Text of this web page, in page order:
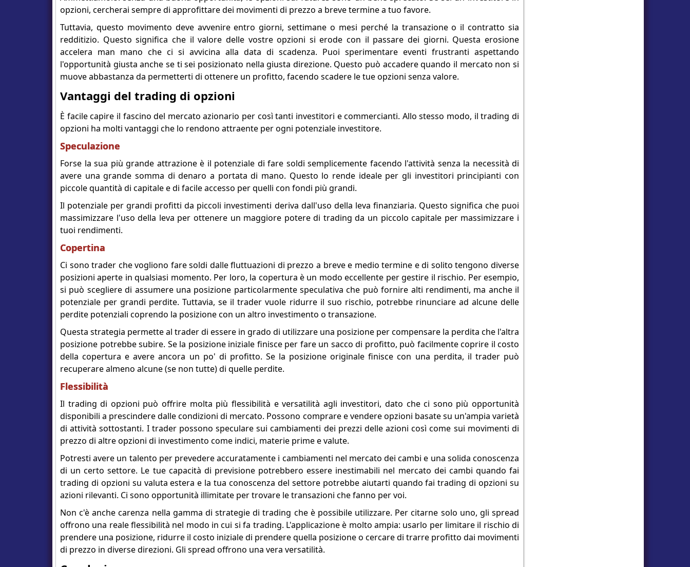
opzioni, cercherai sempre di approfittare dei movimenti di prezzo a breve termine a tuo favore.
Tuttavia, questo movimento deve avvenire entro giorni, settimane o mesi perché la transazione o il contratto sia
redditizio. Questo significa che il valore delle vostre opzioni si erode con il passare dei giorni. Questa erosione
accelera man mano che ci si avvicina alla data di scadenza. Puoi sperimentare eventi frustranti aspettando
l'opportunità giusta anche se ti sei posizionato nella giusta direzione. Questo può accadere quando il mercato non si
muove abbastanza da permetterti di ottenere un profitto, facendo scadere le tue opzioni senza valore.
Vantaggi del trading di opzioni
È facile capire il fascino del mercato azionario per così tanti investitori e commercianti. Allo stesso modo, il trading di
opzioni ha molti vantaggi che lo rendono attraente per ogni potenziale investitore.
Speculazione
Forse la sua più grande attrazione è il potenziale di fare soldi semplicemente facendo l'attività senza la necessità di
avere una grande somma di denaro a portata di mano. Questo lo rende ideale per gli investitori principianti con
piccole quantità di capitale e di facile accesso per quelli con fondi più grandi.
Il potenziale per grandi profitti da piccoli investimenti deriva dall'uso della leva finanziaria. Questo significa che puoi
massimizzare l'uso della leva per ottenere un maggiore potere di trading da un piccolo capitale per massimizzare i
tuoi rendimenti.
Copertina
Ci sono trader che vogliono fare soldi dalle fluttuazioni di prezzo a breve e medio termine e di solito tengono diverse
posizioni aperte in qualsiasi momento. Per loro, la copertura è un modo eccellente per gestire il rischio. Per esempio,
si può scegliere di assumere una posizione particolarmente speculativa che può fornire alti rendimenti, ma anche il
potenziale per grandi perdite. Tuttavia, se il trader vuole ridurre il suo rischio, potrebbe rinunciare ad alcune delle
perdite potenziali coprendo la posizione con un altro investimento o transazione.
Questa strategia permette al trader di essere in grado di utilizzare una posizione per compensare la perdita che l'altra
posizione potrebbe subire. Se la posizione iniziale finisce per fare un sacco di profitto, può facilmente coprire il costo
della copertura e avere ancora un po' di profitto. Se la posizione originale finisce con una perdita, il trader può
recuperare almeno alcune (se non tutte) di quelle perdite.
Flessibilità
Il trading di opzioni può offrire molta più flessibilità e versatilità agli investitori, dato che ci sono più opportunità
disponibili a prescindere dalle condizioni di mercato. Possono comprare e vendere opzioni basate su un'ampia varietà
di attività sottostanti. I trader possono speculare sui cambiamenti dei prezzi delle azioni così come sui movimenti di
prezzo di altre opzioni di investimento come indici, materie prime e valute.
Potresti avere un talento per prevedere accuratamente i cambiamenti nel mercato dei cambi e una solida conoscenza
di un certo settore. Le tue capacità di previsione potrebbero essere inestimabili nel mercato dei cambi quando fai
trading di opzioni su valuta estera e la tua conoscenza del settore potrebbe aiutarti quando fai trading di opzioni su
azioni rilevanti. Ci sono opportunità illimitate per trovare le transazioni che fanno per voi.
Non c'è anche carenza nella gamma di strategie di trading che è possibile utilizzare. Per citarne solo uno, gli spread
offrono una reale flessibilità nel modo in cui si fa trading. L'applicazione è molto ampia: usarlo per limitare il rischio di
prendere una posizione, ridurre il costo iniziale di prendere quella posizione o cercare di trarre profitto dai movimenti
di prezzo in diverse direzioni. Gli spread offrono una vera versatilità.